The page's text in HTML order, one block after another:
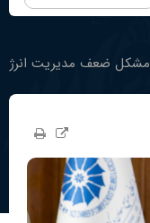
مشکل ضعف مدیریت انرژی